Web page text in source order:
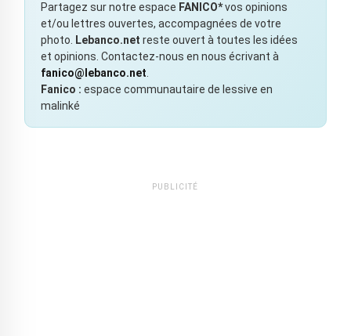
Partagez sur notre espace FANICO*vos opinions
et/ou lettres ouvertes, accompagnées de votre
photo.
Lebanco.net reste ouvert à toutes les idées
et opinions. Contactez-nous en nous écrivant à
fanico@lebanco.net
Fanico : espace communautaire de lessive en
malinké
PUBLICITÉ